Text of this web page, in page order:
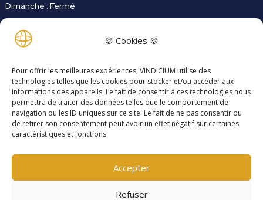
🍪 Cookies 🍪
Pour offrir les meilleures expériences, VINDICIUM utilise des
technologies telles que les cookies pour stocker et/ou accéder aux
informations des appareils. Le fait de consentir à ces technologies nous
permettra de traiter des données telles que le comportement de
navigation ou les ID uniques sur ce site. Le fait de ne pas consentir ou
de retirer son consentement peut avoir un effet négatif sur certaines
caractéristiques et fonctions.
Accepter
Refuser
Dimanche : Fermé
Contactez-nous
24 H/ 7J
Liens annexes
Contactez-nous
Politique de confidentialité